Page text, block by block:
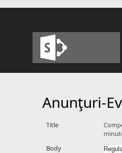
Anunţuri-
Title
Body
Regu